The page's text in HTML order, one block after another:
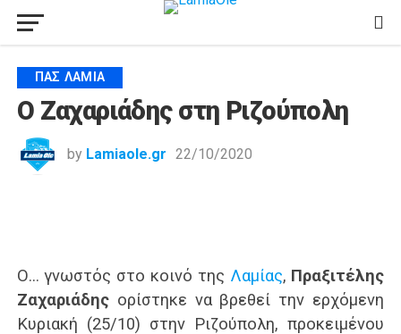
ΠΑΣ ΛΑΜΊΑ
Ο Ζαχαριάδης στη Ριζούπολη
by Lamiaole.gr 22/10/2020
Ο… γνωστός στο κοινό της Λαμίας, Πραξιτέλης
Ζαχαριάδηςορίστηκε να βρεθεί την ερχόμενη
Κυριακή (25/10) στην Ριζούπολη, προκειμένου